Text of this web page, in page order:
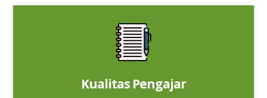
Kualitas Pengajar